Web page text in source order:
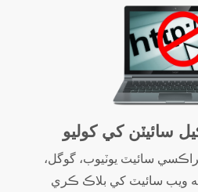
سائيٽن کي کوليو
سائيٽ يوٽيوب، گوگل،
ويب سائيٽ کي بلاڪ ڪري